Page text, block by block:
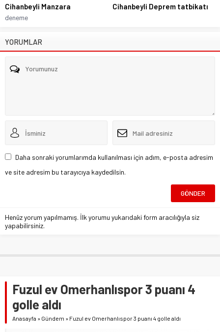
Cihanbeyli Manzara
deneme
Cihanbeyli Deprem tatbikatı
YORUMLAR
Daha sonraki yorumlarımda kullanılması için adım, e-posta adresim
ve site adresim bu tarayıcıya kaydedilsin.
Henüz yorum yapılmamış. İlk yorumu yukarıdaki form aracılığıyla siz
yapabilirsiniz.
Fuzul ev Omerhanlıspor 3 puanı 4
golle aldı
Anasayfa » Gündem » Fuzul ev Omerhanlıspor 3 puanı 4 golle aldı